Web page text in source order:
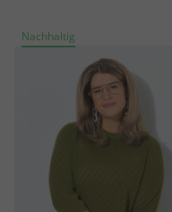
Nachhaltig